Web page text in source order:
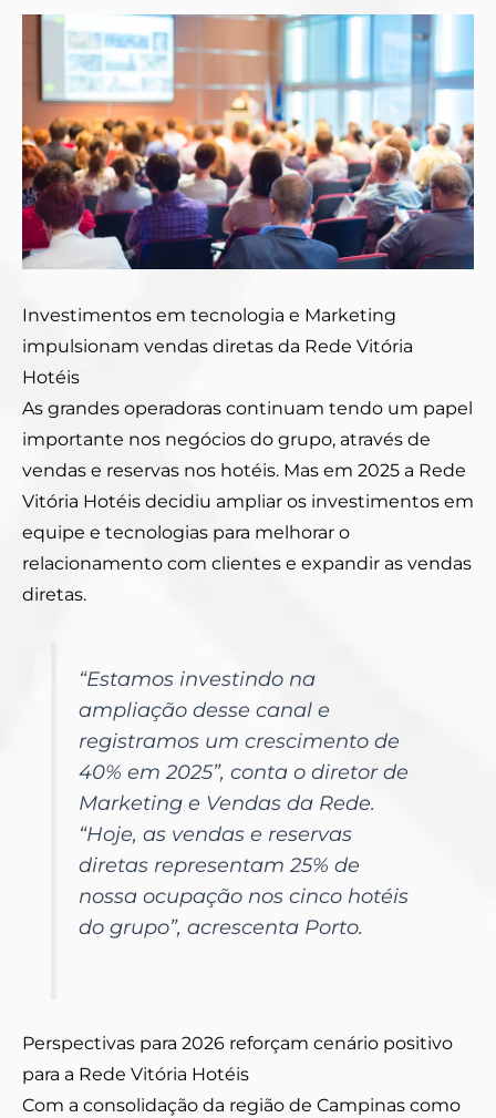
Investimentos em tecnologia e Marketing
impulsionam vendas diretas da Rede Vitória
Hotéis
As grandes operadoras continuam tendo um papel
importante nos negócios do grupo, através de
vendas e reservas nos hotéis. Mas em 2025 a Rede
Vitória Hotéis decidiu ampliar os investimentos em
equipe e tecnologias para melhorar o
relacionamento com clientes e expandir as vendas
diretas.
“Estamos investindo na
ampliação desse canal e
registramos um crescimento de
40% em 2025”, conta o diretor de
Marketing e Vendas da Rede.
“Hoje, as vendas e reservas
diretas representam 25% de
nossa ocupação nos cinco hotéis
do grupo”, acrescenta Porto.
Perspectivas para 2026 reforçam cenário positivo
para a Rede Vitória Hotéis
Com a consolidação da região de Campinas como